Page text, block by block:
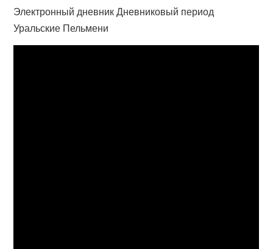
Электронный дневник Дневниковый период
Уральские Пельмени